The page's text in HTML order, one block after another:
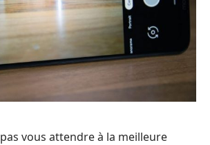
vous attendre à la meilleure